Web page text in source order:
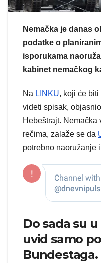
Nemačka je danas
podatke o
isporukama
kabinet nemačkog
Na LINKU, koji će
videti spisak,
Hebeštrajt.
rečima, zalaže se da
potrebno naoružanje
Do sada su
uvid samo
Bundestaga.